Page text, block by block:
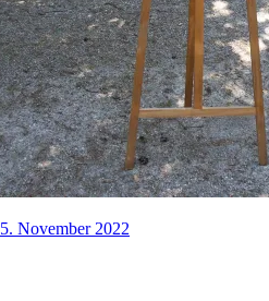
5. November 2022